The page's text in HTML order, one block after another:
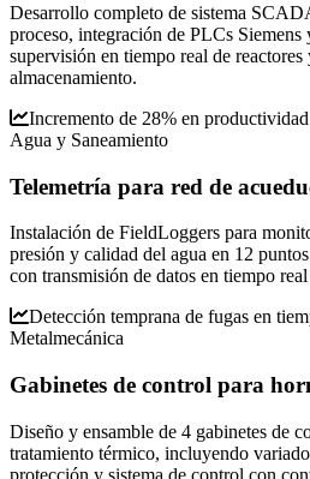
Desarrollo completo de sistema
proceso, integración de PLCs
supervisión en tiempo real de reactores
almacenamiento.
Incremento de 28% en productividad
Agua y Saneamiento
Telemetría para red de
Instalación de FieldLoggers para
presión y calidad del agua en 12
con transmisión de datos en tiempo
Detección temprana de fugas en
Metalmecánica
Gabinetes de control para
Diseño y ensamble de 4 gabinetes de
tratamiento térmico, incluyendo
protección y sistema de control con